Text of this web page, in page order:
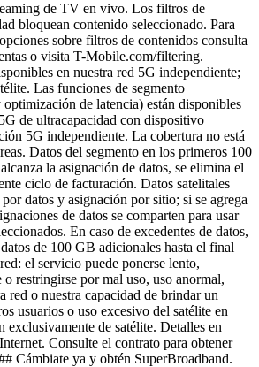
de TV en vivo. Los filtros de
bloquean contenido seleccionado. Para
sobre filtros de contenidos consulta
o visita T-Mobile.com/filtering.
en nuestra red 5G independiente;
Las funciones de segmento
de latencia) están disponibles
de ultracapacidad con dispositivo
5G independiente. La cobertura no está
Datos del segmento en los primeros 100
la asignación de datos, se elimina el
ciclo de facturación. Datos satelitales
datos y asignación por sitio; si se agrega
de datos se comparten para usar
En caso de excedentes de datos,
de 100 GB adicionales hasta el final
el servicio puede ponerse lento,
o restringirse por mal uso, uso anormal,
red o nuestra capacidad de brindar un
usuarios o uso excesivo del satélite en
exclusivamente de satélite. Detalles en
Consulte el contrato para obtener
Cámbiate ya y obtén SuperBroadband.